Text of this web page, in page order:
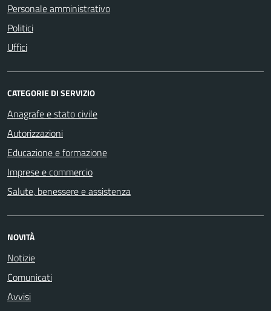
Personale amministrativo
Politici
Uffici
CATEGORIE DI SERVIZIO
Anagrafe e stato civile
Autorizzazioni
Educazione e formazione
Imprese e commercio
Salute, benessere e assistenza
NOVITÀ
Notizie
Comunicati
Avvisi